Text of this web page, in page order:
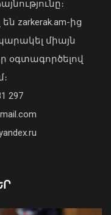
zarkerak.am-ից
միայն
297